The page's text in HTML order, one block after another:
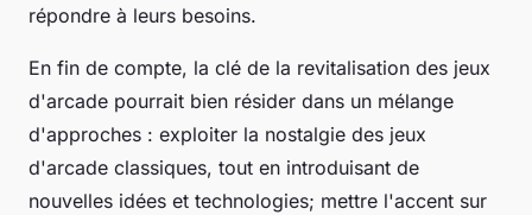
répondre à leurs besoins.
En fin de compte, la clé de la revitalisation des jeux
d'arcade pourrait bien résider dans un mélange
d'approches : exploiter la nostalgie des jeux
d'arcade classiques, tout en introduisant de
nouvelles idées et technologies; mettre l'accent sur